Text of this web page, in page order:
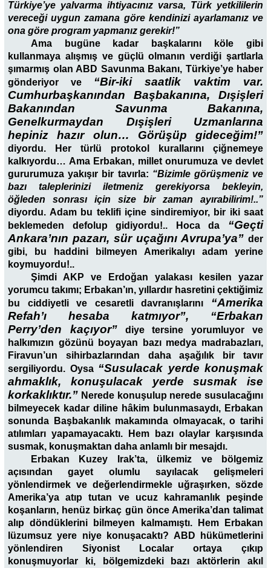
Türkiye’ye yalvarma ihtiyacınız varsa, Türk yetkililerin
vereceği uygun zamana göre kendinizi ayarlamanız ve
ona göre program yapmanız gerekir!”
Ama bugüne kadar başkalarını köle gibi
kullanmaya alışmış ve güçlü olmanın verdiği şartlarla
şımarmış olan ABD Savunma Bakanı, Türkiye’ye haber
gönderiyor ve “Bir-iki saatlik vaktim var.
Cumhurbaşkanından Başbakanına, Dışişleri
Bakanından Savunma Bakanına,
Genelkurmaydan Dışişleri Uzmanlarına
hepiniz hazır olun… Görüşüp gideceğim!”
diyordu. Her türlü protokol kurallarını çiğnemeye
kalkıyordu… Ama Erbakan, millet onurumuza ve devlet
gururumuza yakışır bir tavırla: “Bizimle görüşmeniz ve
bazı taleplerinizi iletmeniz gerekiyorsa bekleyin,
öğleden sonrası için size bir zaman ayırabilirim!..”
diyordu. Adam bu teklifi içine sindiremiyor, bir iki saat
beklemeden defolup gi­diyordu!.. Hoca da “Geçti
Ankara’nın pazarı, sür uçağını Avrupa’ya” der
gibi, bu haddini bilmeyen Amerikalıyı adam yerine
koymuyordu!..
Şimdi AKP ve Erdoğan yalakası kesilen yazar
yorumcu takımı; Erbakan’ın, yıllardır hasretini çektiğimiz
bu ciddiyetli ve cesaretli davranışlarını “Amerika
Refah’ı hesaba katmıyor”, “Erbakan
Perry’den kaçıyor”diye tersine yorumluyor ve
halkımızın gözünü boyayan bazı medya madrabazları,
Firavun’un sihirbazlarından daha aşağılık bir tavır
sergiliyordu. Oysa “Susulacak yerde konuşmak
ahmaklık, konuşulacak yerde susmak ise
korkaklıktır.” Nerede konuşulup nerede susulacağını
bilmeyecek kadar diline hâkim bulunmasaydı, Erbakan
sonunda Başbakanlık makamında olmayacak, o tarihi
atılımları yapamayacaktı. Hem bazı olaylar karşısında
susmak, konuşmaktan daha anlamlı bir mesajdı.
Erbakan Kuzey Irak’ta, ülkemiz ve bölgemiz
açısından gayet olumlu sayılacak gelişmeleri
yönlendirmek ve değerlendirmekle uğraşırken, sözde
Amerika’ya atıp tutan ve ucuz kahramanlık peşinde
koşanların, henüz birkaç gün önce Amerika’dan talimat
alıp döndüklerini bilmeyen kalmamıştı. Hem Erbakan
lüzumsuz yere niye konuşacaktı? ABD hükümetlerini
yönlendiren Siyonist Localar ortaya çıkıp
konuşmuyorlar ki, bölgemizdeki bazı aktörlerin akıl